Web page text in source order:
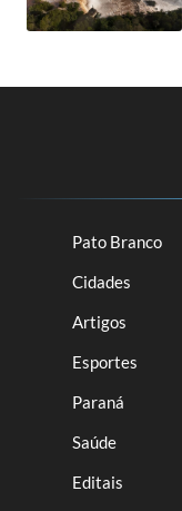
Pato Branco
Cidades
Artigos
Esportes
Paraná
Saúde
Editais